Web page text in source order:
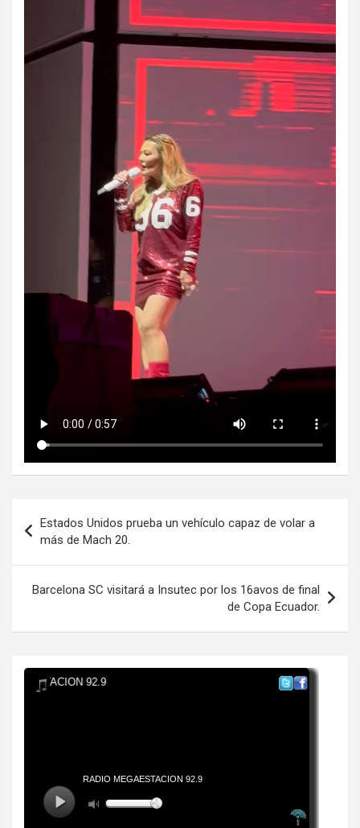
de
entradas
Estados Unidos prueba un vehículo capaz de volar a
más de Mach 20.
Barcelona SC visitará a Insutec por los 16avos de final
de Copa Ecuador.